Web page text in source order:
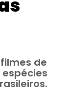
de